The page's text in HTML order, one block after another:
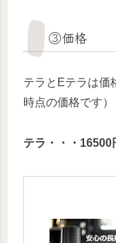
③価格
テラとEテラは価
時点の価格です）
テラ・・・16500